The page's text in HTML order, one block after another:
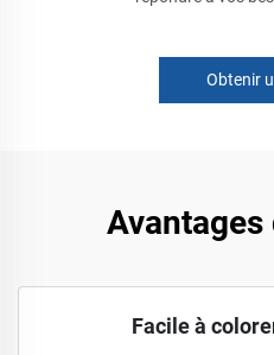
Obtenir
Facile à